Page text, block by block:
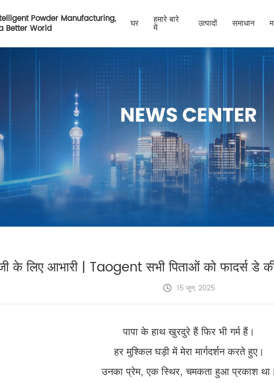
Powder Manufacturing,
Better World
घर हमारे बारे
में उत्पादों समाधान
के लिए आभारी | Taogent सभी पिताओं को फादर्स डे
15 जून, 2025
पापा के हाथ खुरदुरे हैं फिर भी गर्म हैं।
हर मुश्किल घड़ी में मेरा मार्गदर्शन करते हुए।
उनका प्रेम, एक स्थिर, चमकता हुआ प्रकाश था।